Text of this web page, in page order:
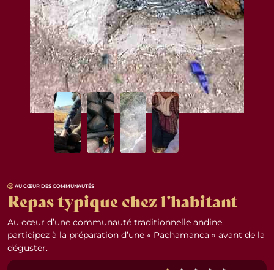
AU CŒUR DES COMMUNAUTÉS
Repas typique chez l’habitant
Au cœur d’une communauté traditionnelle andine,
participez à la préparation d’une « Pachamanca » avant de la
déguster.